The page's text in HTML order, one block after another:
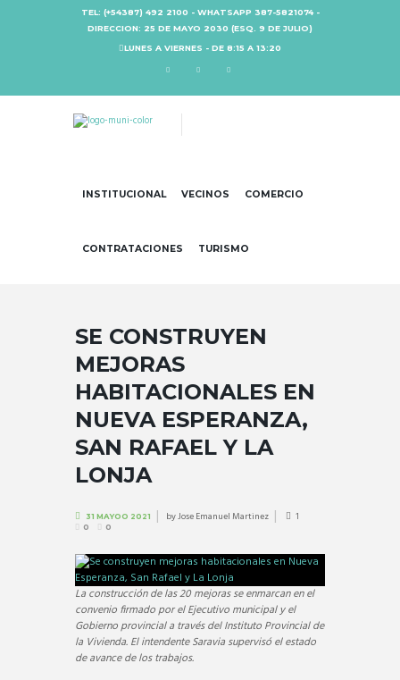
TEL: (+54387) 492 2100 - WHATSAPP 387-5821074 -
DIRECCION: 25 DE MAYO 2030 (ESQ. 9 DE JULIO)
LUNES A VIERNES - DE 8:15 A 13:20
INSTITUCIONAL VECINOS COMERCIO
CONTRATACIONES TURISMO
SE CONSTRUYEN
MEJORAS
HABITACIONALES EN
NUEVA ESPERANZA,
SAN RAFAEL Y LA
LONJA
31 MAYOO 2021 byJose Emanuel Martinez 1
0 0
La construcción de las 20 mejoras se enmarcan en el
convenio firmado por el Ejecutivo municipal y el
Gobierno provincial a través del Instituto Provincial de
la Vivienda. El intendente Saravia supervisó el estado
de avance de los trabajos.